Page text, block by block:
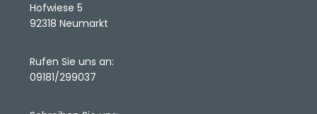
Hofwiese 5
92318 Neumarkt
Rufen Sie uns an:
09181/299037